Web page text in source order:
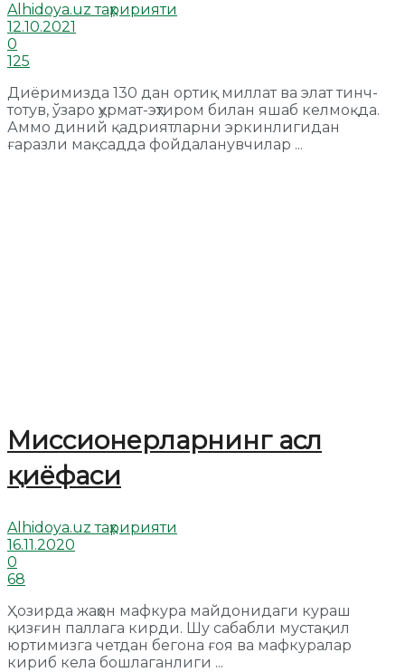
Alhidoya.uz таҳририяти
12.10.2021
0
125
Диёримизда 130 дан ортиқ миллат ва элат тинч-
тотув, ўзаро ҳурмат-эҳтиром билан яшаб келмоқда.
Аммо диний қадриятларни эркинлигидан
ғаразли мақсадда фойдаланувчилар ...
Миссионерларнинг асл
қиёфаси
Alhidoya.uz таҳририяти
16.11.2020
0
68
Ҳозирда жаҳон мафкура майдонидаги кураш
қизғин паллага кирди. Шу сабабли мустақил
юртимизга четдан бегона ғоя ва мафкуралар
кириб кела бошлаганлиги ...